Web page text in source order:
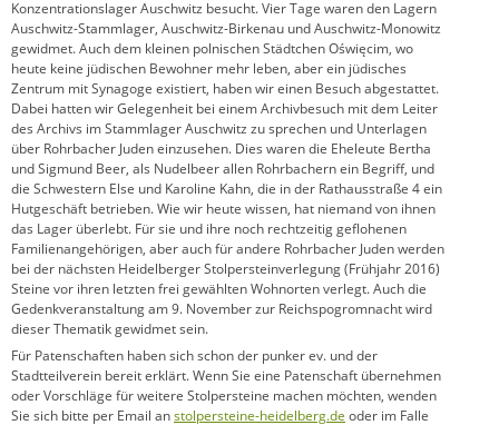
Konzentrationslager Auschwitz besucht. Vier Tage waren den Lagern
Auschwitz-Stammlager, Auschwitz-Birkenau und Auschwitz-Monowitz
gewidmet. Auch dem kleinen polnischen Städtchen Oświęcim, wo
heute keine jüdischen Bewohner mehr leben, aber ein jüdisches
Zentrum mit Synagoge existiert, haben wir einen Besuch abgestattet.
Dabei hatten wir Gelegenheit bei einem Archivbesuch mit dem Leiter
des Archivs im Stammlager Auschwitz zu sprechen und Unterlagen
über Rohrbacher Juden einzusehen. Dies waren die Eheleute Bertha
und Sigmund Beer, als Nudelbeer allen Rohrbachern ein Begriff, und
die Schwestern Else und Karoline Kahn, die in der Rathausstraße 4 ein
Hutgeschäft betrieben. Wie wir heute wissen, hat niemand von ihnen
das Lager überlebt. Für sie und ihre noch rechtzeitig geflohenen
Familienangehörigen, aber auch für andere Rohrbacher Juden werden
bei der nächsten Heidelberger Stolpersteinverlegung (Frühjahr 2016)
Steine vor ihren letzten frei gewählten Wohnorten verlegt. Auch die
Gedenkveranstaltung am 9. November zur Reichspogromnacht wird
dieser Thematik gewidmet sein.
Für Patenschaften haben sich schon der punker ev. und der
Stadtteilverein bereit erklärt. Wenn Sie eine Patenschaft übernehmen
oder Vorschläge für weitere Stolpersteine machen möchten, wenden
Sie sich bitte per Email anstolpersteine-heidelberg.de oder im Falle